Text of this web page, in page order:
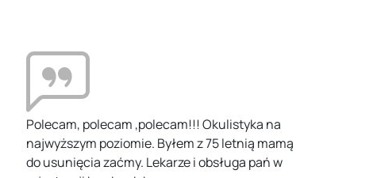
Polecam, polecam ,polecam!!! Okulistyka na
najwyższym poziomie. Byłem z 75 letnią mamą
do usunięcia zaćmy. Lekarze i obsługa pań w